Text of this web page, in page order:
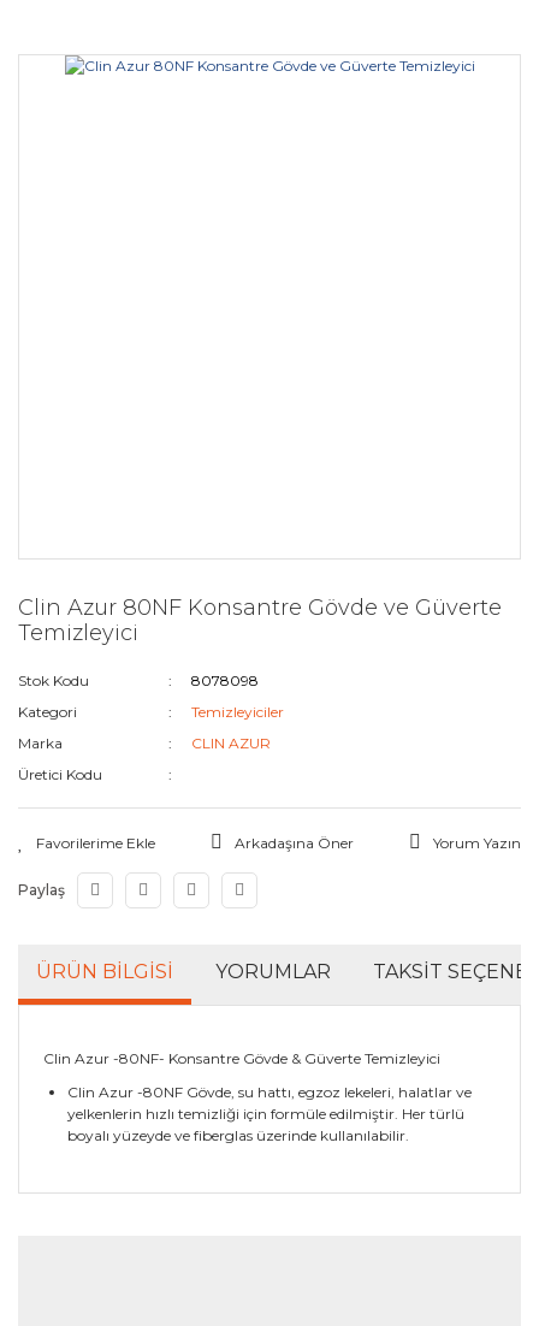
Clin Azur 80NF Konsantre Gövde ve Güverte
Temizleyici
Stok Kodu
8078098
Kategori
Temizleyiciler
Marka
CLIN AZUR
Üretici Kodu
Arkadaşına Öner Yorum Yazın
Paylaş
ÜRÜN BILGISI YORUMLAR TAKSIT
Clin Azur -80NF- Konsantre Gövde & Güverte Temizleyici
Clin Azur -80NF Gövde, su hattı, egzoz lekeleri, halatlar ve
yelkenlerin hızlı temizliği için formüle edilmiştir. Her türlü
boyalı yüzeyde ve fiberglas üzerinde kullanılabilir.
Bu ürünün fiyat bilgisi, resim, ürün açıklamalarında ve